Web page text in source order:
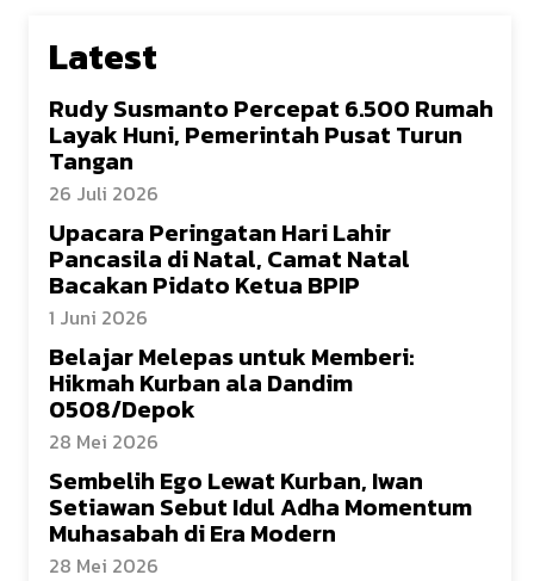
Latest
Rudy Susmanto Percepat 6.500 Rumah
Layak Huni, Pemerintah Pusat Turun
Tangan
26 Juli 2026
Upacara Peringatan Hari Lahir
Pancasila di Natal, Camat Natal
Bacakan Pidato Ketua BPIP
1 Juni 2026
Belajar Melepas untuk Memberi:
Hikmah Kurban ala Dandim
0508/Depok
28 Mei 2026
Sembelih Ego Lewat Kurban, Iwan
Setiawan Sebut Idul Adha Momentum
Muhasabah di Era Modern
28 Mei 2026